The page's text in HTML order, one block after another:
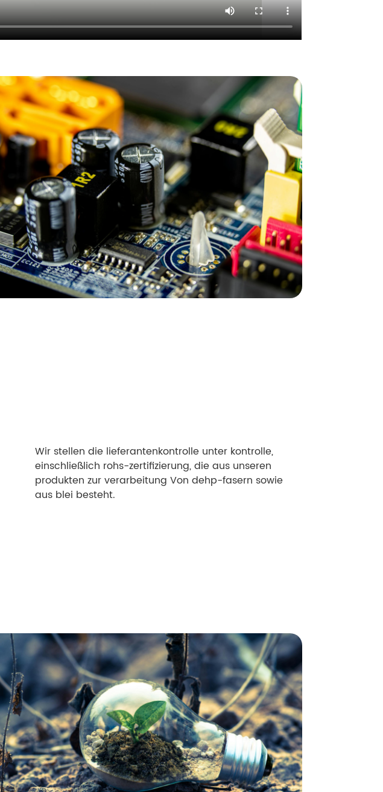
Wir stellen die lieferantenkontrolle unter kontrolle,
einschließlich rohs-zertifizierung, die aus unseren
produkten zur verarbeitung Von dehp-fasern sowie
aus blei besteht.